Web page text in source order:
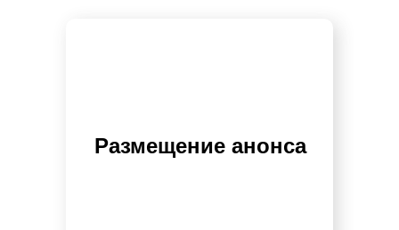
Размещение анонса